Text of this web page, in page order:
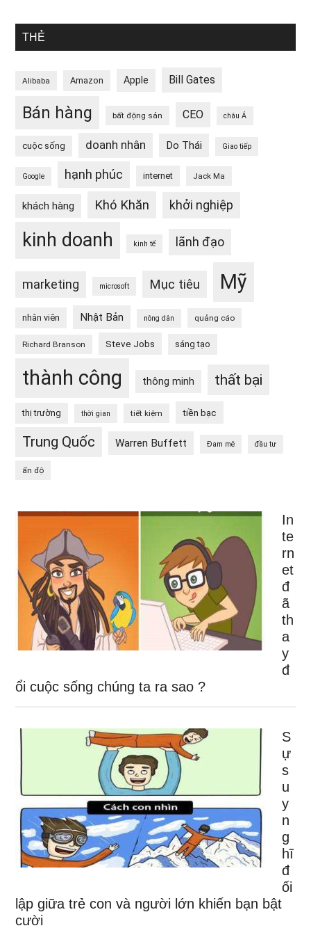
THẺ
Alibaba Amazon Apple Bill Gates
Bán hàng bất động sản CEO châu Á
cuộc sống doanh nhân Do Thái Giao tiếp
Google hạnh phúc internet Jack Ma
khách hàng Khó Khăn khởi nghiệp
kinh doanh kinh tế lãnh đạo
marketing microsoft Mục tiêu Mỹ
nhân viên Nhật Bản nông dân quảng cáo
Richard Branson Steve Jobs sáng tạo
thành công thông minh thất bại
thị trường thời gian tiết kiệm tiền bạc
Trung Quốc Warren Buffett Đam mê đầu tư
ấn độ
In
te
rn
et
đ
ã
th
a
y
đ
ổi cuộc sống chúng ta ra sao ?
S
ự
s
u
y
n
g
hĩ
đ
ối
lập giữa trẻ con và người lớn khiến bạn bật
cười